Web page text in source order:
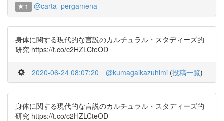
1 @carta_pergamena
身体に関する現代的な言説のカルチュラル・スタディーズ的
研究 https://t.co/c2HZLCteOD
2020-06-24 08:07:20 @kumagaikazuhimi (投稿一覧)
身体に関する現代的な言説のカルチュラル・スタディーズ的
研究 https://t.co/c2HZLCteOD